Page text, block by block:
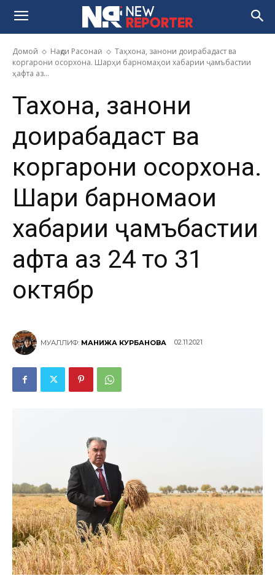
Домой Нақди Расонаӣ
Таҳхона, занони доирабадаст ва
коргарони осорхона. Шарҳи барномаҳои хабарии ҷамъбастии
ҳафта аз...
Таҳхона, занони
доирабадаст ва
коргарони осорхона.
Шарҳи барномаҳои
хабарии ҷамъбастии
ҳафта аз 24 то 31
октябр
МУАЛЛИФ: МАНИЖА КУРБАНОВА 02.11.2021